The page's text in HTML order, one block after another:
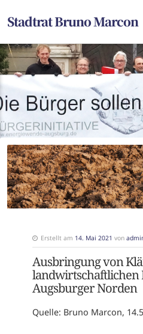
Stadtrat Bruno Marcon
Erstellt am 14. Mai 2021 von
Ausbringung von
landwirtschaftlichen
Augsburger Norden
Quelle: Bruno Marcon,